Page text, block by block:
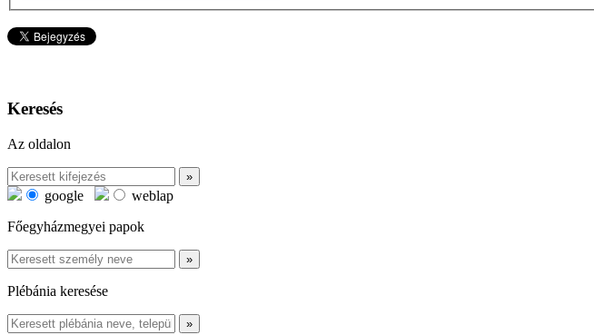
Keresés
Az oldalon
google
weblap
Főegyházmegyei papok
Plébánia keresése